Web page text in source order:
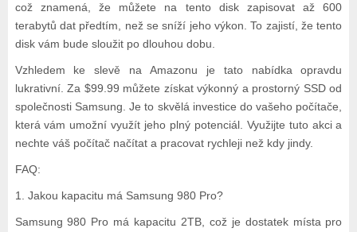
což znamená, že můžete na tento disk zapisovat až 600
terabytů dat předtím, než se sníží jeho výkon. To zajistí, že tento
disk vám bude sloužit po dlouhou dobu.
Vzhledem ke slevě na Amazonu je tato nabídka opravdu
lukrativní. Za $99.99 můžete získat výkonný a prostorný SSD od
společnosti Samsung. Je to skvělá investice do vašeho počítače,
která vám umožní využít jeho plný potenciál. Využijte tuto akci a
nechte váš počítač načítat a pracovat rychleji než kdy jindy.
FAQ:
1. Jakou kapacitu má Samsung 980 Pro?
Samsung 980 Pro má kapacitu 2TB, což je dostatek místa pro